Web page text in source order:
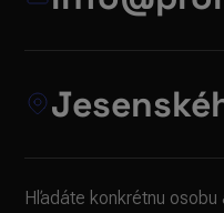
Hľadáte konkrétnu